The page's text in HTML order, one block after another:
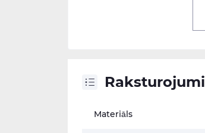
Raksturojumi
Materiāls